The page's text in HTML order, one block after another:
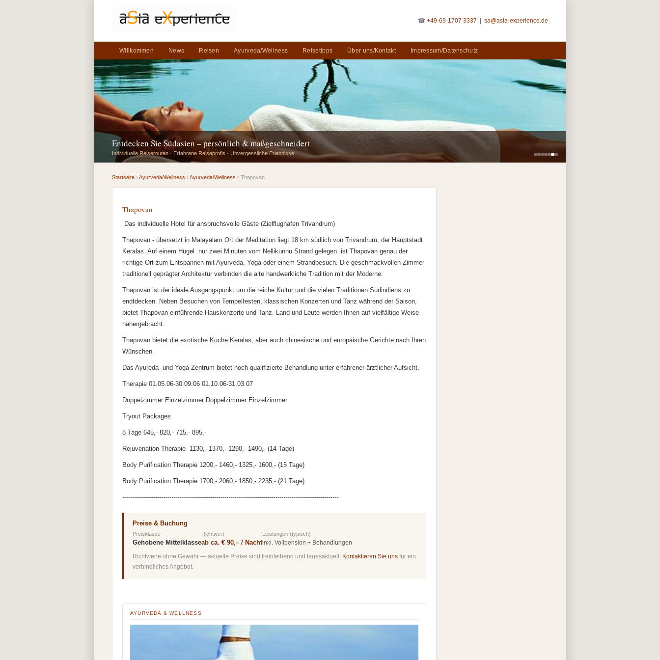
☎ +49-69-1707 3337 sa@asia-experience.de
Willkommen News Reisen Ayurveda/Wellness Reisetipps Über uns/Kontakt Impressum/Datenschutz
Entdecken Sie Südasien – persönlich & maßgeschneidert
Individuelle Reiserouten · Erfahrene Reiseprofis · Unvergessliche Erlebnisse
Startseite › Ayurveda/Wellness › Ayurveda/Wellness › Thapovan
Thapovan
 Das individuelle Hotel für anspruchsvolle Gäste (Zielflughafen Trivandrum)
Thapovan - übersetzt in Malayalam Ort der Meditation liegt 18 km südlich von Trivandrum, der Hauptstadt
Keralas. Auf einem Hügel  nur zwei Minuten vom Nellikunnu Strand gelegen  ist Thapovan genau der
richtige Ort zum Entspannen mit Ayurveda, Yoga oder einem Strandbesuch. Die geschmackvollen Zimmer
traditionell geprägter Architektur verbinden die alte handwerkliche Tradition mit der Moderne.
Thapovan ist der ideale Ausgangspunkt um die reiche Kultur und die vielen Traditionen Südindiens zu
endtdecken. Neben Besuchen von Tempelfesten, klassischen Konzerten und Tanz während der Saison,
bietet Thapovan einführende Hauskonzerte und Tanz. Land und Leute werden Ihnen auf vielfältige Weise
nähergebracht.
Thapovan bietet die exotische Küche Keralas, aber auch chinesische und europäische Gerichte nach Ihren
Wünschen.
Das Ayureda- und Yoga-Zentrum bietet hoch qualifizierte Behandlung unter erfahrener ärztlicher Aufsicht.
Therapie 01.05.06-30.09.06 01.10.06-31.03.07
Doppelzimmer Einzelzimmer Doppelzimmer Einzelzimmer
Tryout Packages
8 Tage 645,- 820,- 715,- 895,-
Rejuvenation Therapie- 1130,- 1370,- 1290,- 1490,- (14 Tage)
Body Purification Therapie 1200,- 1460,- 1325,- 1600,- (15 Tage)
Body Purification Therapie 1700,- 2060,- 1850,- 2235,- (21 Tage)
--------------------------------------------------------------------------------------------------------------
Preise & Buchung
Preisklasse
Gehobene Mittelklasse
Richtwert
ab ca. € 90,– / Nacht
Leistungen (typisch)
inkl. Vollpension + Behandlungen
Richtwerte ohne Gewähr — aktuelle Preise sind freibleibend und tagesaktuell. Kontaktieren Sie uns für ein
verbindliches Angebot.
AYURVEDA & WELLNESS